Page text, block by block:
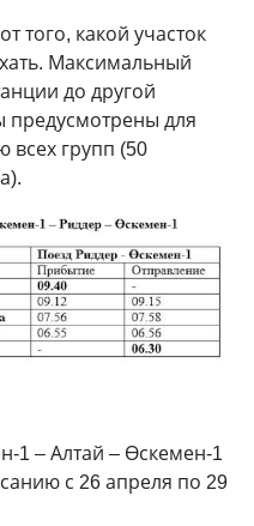
того, какой участок
Максимальный
до другой
предусмотрены для
всех групп (50
1 – Алтай – Өскемен-1
с 26 апреля по 29